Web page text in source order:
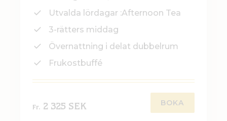
Utvalda lördagar :Afternoon Tea
3-rätters middag
Övernattning i delat dubbelrum
Frukostbuffé
Fr. 2 325 SEK BOKA